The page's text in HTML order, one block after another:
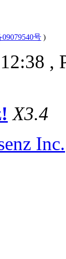
号 )
,
X3.4
Inc.